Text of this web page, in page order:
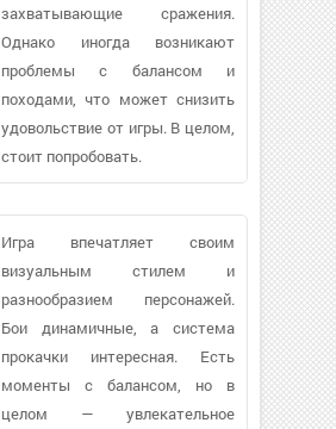
захватывающие сражения.
Однако иногда возникают
проблемы с балансом и
походами, что может снизить
удовольствие от игры. В целом,
стоит попробовать.
Игра впечатляет своим
визуальным стилем и
разнообразием персонажей.
Бои динамичные, а система
прокачки интересная. Есть
моменты с балансом, но в
целом — увлекательное